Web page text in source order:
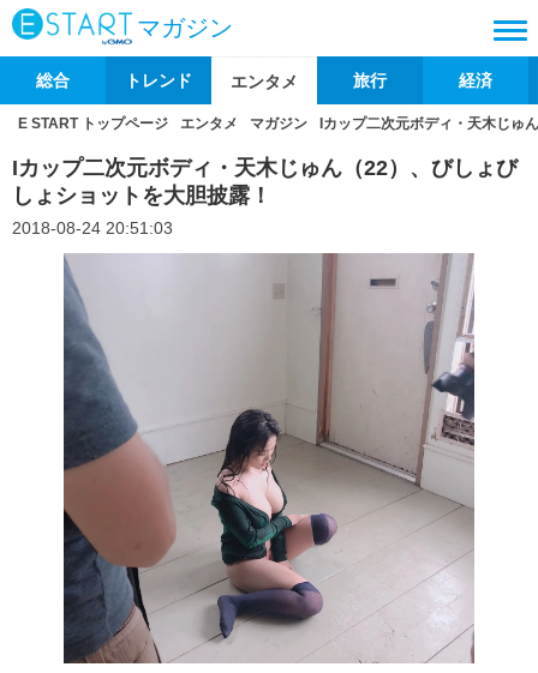
マガジン
総合 トレンド エンタメ 旅行 経済
E START トップページ エンタメ マガジン Iカップ二次元ボディ・天木じゅ
Iカップ二次元ボディ・天木じゅん（22）、びしょび
しょショットを大胆披露！
2018-08-24 20:51:03